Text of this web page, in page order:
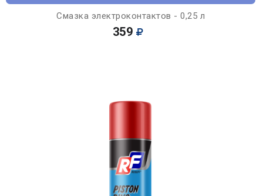
Смазка электроконтактов - 0,25 л
359